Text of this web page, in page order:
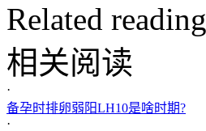
Related reading
相关阅读
·
备孕时排卵弱阳LH10是啥时期?
·